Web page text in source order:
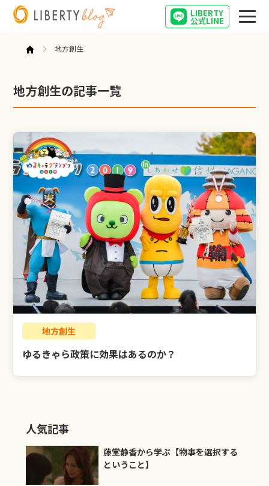
LIBERTY
公式LINE
起業
失敗起業
社長が失敗しながら勉強
LIBERTY公式LINE
お問い合わせ
地方創生
地方創生の記事一覧
地方創生
ゆるきゃら政策に効果はあるのか？
人気記事
藤堂静香から学ぶ【物事を選択する
ということ】